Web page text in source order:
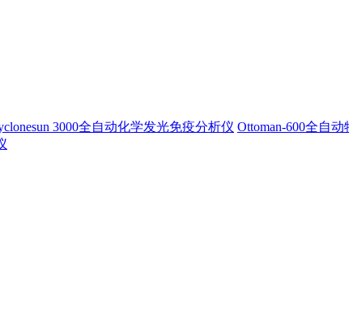
3000全自动化学发光免疫分析仪 Ottoman-600全自